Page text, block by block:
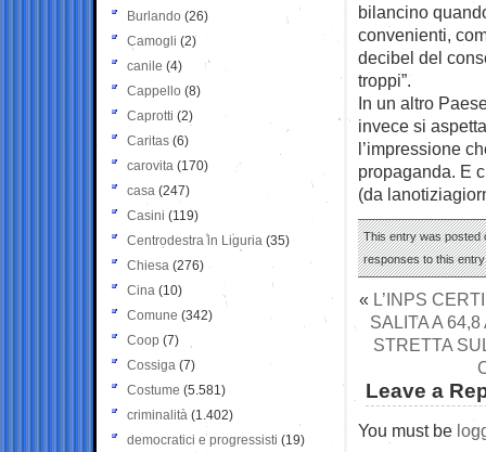
bilancino
convenienti,
decibel del
troppi”.
In un altro
invece si
l’impressione
propaganda. E
(da
This entry was posted
responses to this
« L’INPS
SALITA A
STRETTA
Leave a
You must be
Burlando (26)
Camogli (2)
canile (4)
Cappello (8)
Caprotti (2)
Caritas (6)
carovita (170)
casa (247)
Casini (119)
Centrodestra in Liguria (35)
Chiesa (276)
Cina (10)
Comune (342)
Coop (7)
Cossiga (7)
Costume (5.581)
criminalità (1.402)
democratici e progressisti (19)